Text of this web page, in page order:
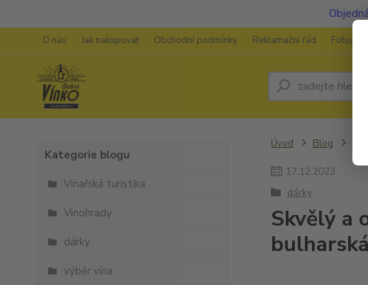
O nás Jak nakupovat Obchodní podmínky Reklamační řád
Kategorie blogu
Vinařská turistika
Vinohrady
dárky
výběr vína
Úvod Blog
17.12.2023
dárky
Skvělý a